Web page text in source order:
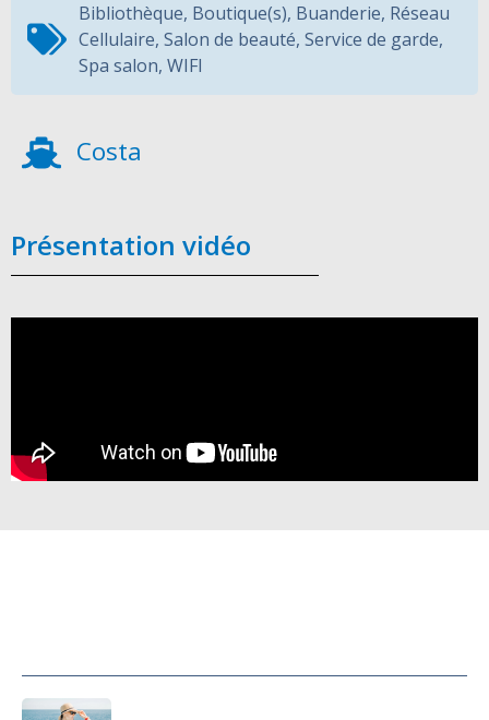
Bibliothèque, Boutique(s), Buanderie, Réseau
Cellulaire, Salon de beauté, Service de garde,
Spa salon, WIFI
Costa
Présentation vidéo